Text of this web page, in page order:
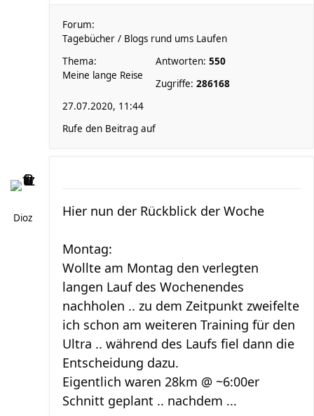
Forum:
Tagebücher / Blogs rund ums Laufen
Thema:
Meine lange Reise
Antworten: 550
Zugriffe: 286168
27.07.2020, 11:44
Rufe den Beitrag auf
Dioz Hier nun der Rückblick der Woche
Montag:
Wollte am Montag den verlegten
langen Lauf des Wochenendes
nachholen .. zu dem Zeitpunkt zweifelte
ich schon am weiteren Training für den
Ultra .. während des Laufs fiel dann die
Entscheidung dazu.
Eigentlich waren 28km @ ~6:00er
Schnitt geplant .. nachdem ...